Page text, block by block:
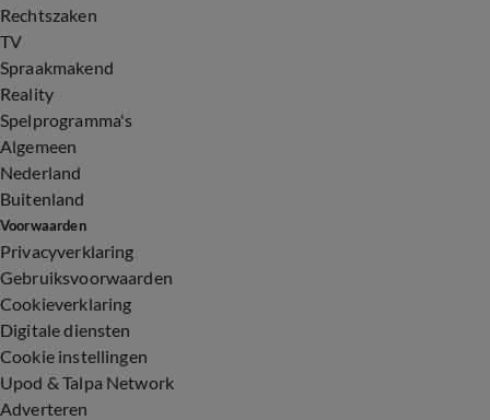
Rechtszaken
TV
Spraakmakend
Reality
Spelprogramma's
Algemeen
Nederland
Buitenland
Voorwaarden
Privacyverklaring
Gebruiksvoorwaarden
Cookieverklaring
Digitale diensten
Cookie instellingen
Upod & Talpa Network
Adverteren